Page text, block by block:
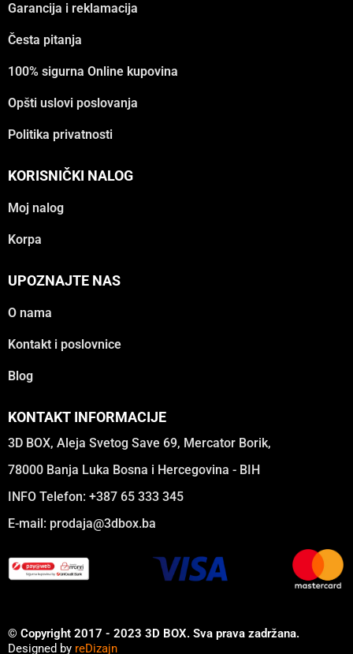
Garancija i reklamacija
Česta pitanja
100% sigurna Online kupovina
Opšti uslovi poslovanja
Politika privatnosti
KORISNIČKI NALOG
Moj nalog
Korpa
UPOZNAJTE NAS
O nama
Kontakt i poslovnice
Blog
KONTAKT INFORMACIJE
3D BOX, Aleja Svetog Save 69, Mercator Borik,
78000 Banja Luka Bosna i Hercegovina - BIH
INFO Telefon: +387 65 333 345
E-mail: prodaja@3dbox.ba
© Copyright 2017 - 2023 3D BOX. Sva prava zadržana.
Designed by reDizajn